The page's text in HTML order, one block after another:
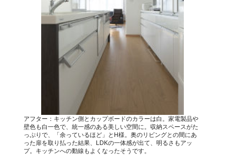
アフター：キッチン側とカップボードのカラーは白。家電製品や
壁色も白一色で、統一感のある美しい空間に。収納スペースがた
っぷりで、「余っているほど」とH様。奥のリビングとの間にあ
った扉を取り払った結果、LDKの一体感が出て、明るさもアッ
プ。キッチンへの動線もよくなったそうです。